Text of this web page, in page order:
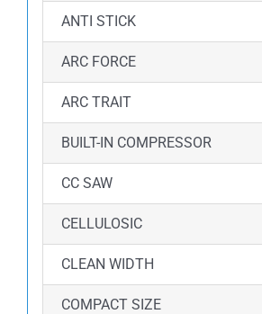
ANTI STICK
ARC FORCE
ARC TRAIT
BUILT-IN COMPRESSOR
CC SAW
CELLULOSIC
CLEAN WIDTH
COMPACT SIZE